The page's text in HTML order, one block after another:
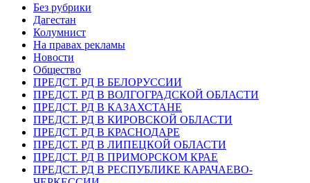
Без рубрики
Дагестан
Колумнист
На правах рекламы
Новости
Общество
ПРЕДСТ. РД В БЕЛОРУССИИ
ПРЕДСТ. РД В ВОЛГОГРАДСКОЙ ОБЛАСТИ
ПРЕДСТ. РД В КАЗАХСТАНЕ
ПРЕДСТ. РД В КИРОВСКОЙ ОБЛАСТИ
ПРЕДСТ. РД В КРАСНОДАРЕ
ПРЕДСТ. РД В ЛИПЕЦКОЙ ОБЛАСТИ
ПРЕДСТ. РД В ПРИМОРСКОМ КРАЕ
ПРЕДСТ. РД В РЕСПУБЛИКЕ КАРАЧАЕВО-